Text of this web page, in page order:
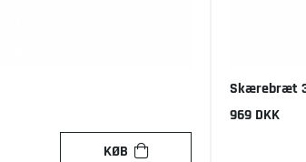
KØB
Skærebræt
969 DKK